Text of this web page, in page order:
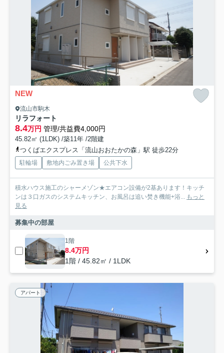
NEW
流山市駒木
リラフォート
8.4万円 管理/共益費4,000円
45.82㎡ (1LDK) /築11年 /2階建
つくばエクスプレス「流山おおたかの森」駅 徒歩22分
駐輪場 敷地内ごみ置き場 公共下水
積水ハウス施工のシャーメゾン★エアコン設備が2基あります！キッチ
ンは３口ガスのシステムキッチン、お風呂は追い焚き機能+浴...
もっと
見る
募集中の部屋
1階
8.4万円
1階 / 45.82㎡ / 1LDK
アパート